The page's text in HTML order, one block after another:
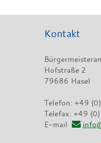
Kontakt
Hofstraße 2
79686 Hasel
Telefon: +49
Telefax: +49
E-mail